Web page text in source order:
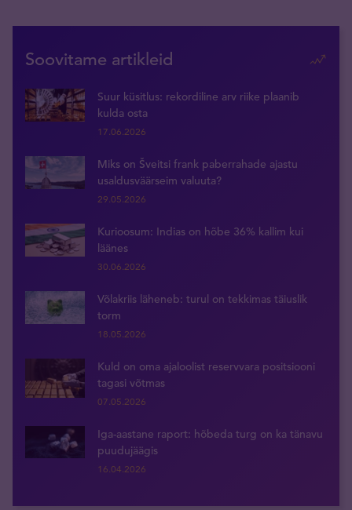
Soovitame artikleid
Suur küsitlus: rekordiline arv riike plaanib
kulda osta
17.06.2026
Miks on Šveitsi frank paberrahade ajastu
usaldusväärseim valuuta?
29.05.2026
Kurioosum: Indias on hõbe 36% kallim kui
läänes
30.06.2026
Võlakriis läheneb: turul on tekkimas täiuslik
torm
18.05.2026
Kuld on oma ajaloolist reservvara positsiooni
tagasi võtmas
07.05.2026
Iga-aastane raport: hõbeda turg on ka tänavu
puudujäägis
16.04.2026